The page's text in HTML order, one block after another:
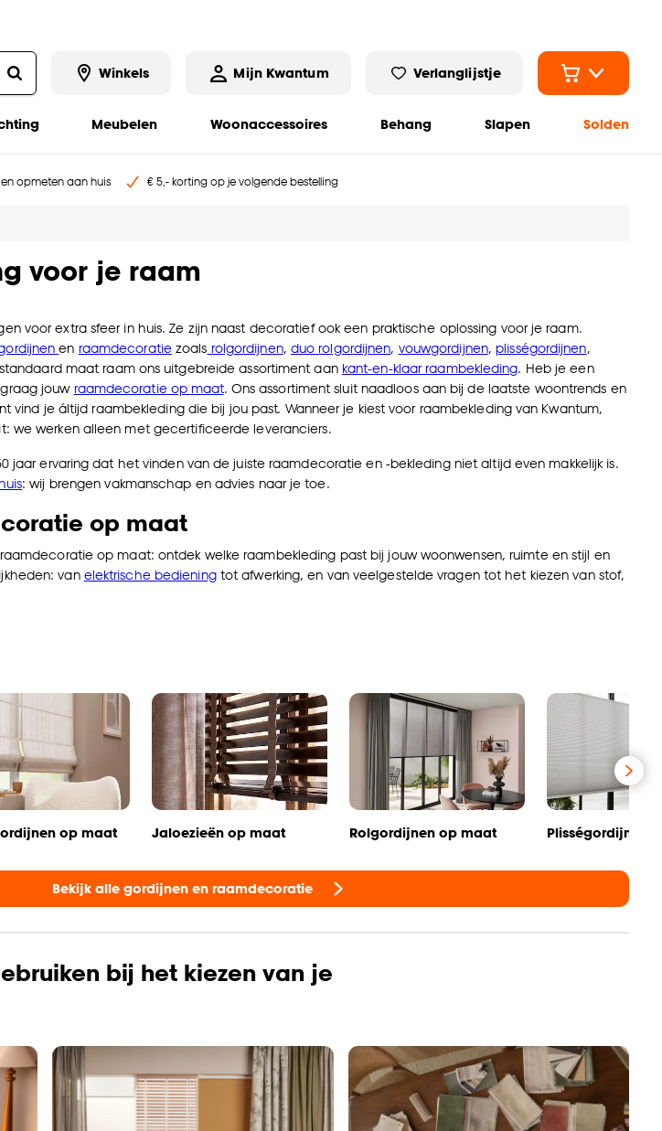
Winkels Mijn Kwantum Verlanglijstje
Meubelen Woonaccessoires Behang Slapen Solden
opmeten aan huis € 5,- korting op je volgende bestelling
voor je raam
voor extra sfeer in huis. Ze zijn naast decoratief ook een praktische oplossing voor je raam.
en raamdecoratiezoals rolgordijnen, duo rolgordijnen, vouwgordijnen,plisségordijnen,
maat raam ons uitgebreide assortiment aan kant-en-klaar raambekleding. Heb je een
jouw raamdecoratie op maat. Ons assortiment sluit naadloos aan bij de laatste woontrends en
vind je áltijd raambekleding die bij jou past. Wanneer je kiest voor raambekleding van Kwantum,
we werken alleen met gecertificeerde leveranciers.
jaar ervaring dat het vinden van de juiste raamdecoratie en -bekleding niet altijd even makkelijk is.
: wij brengen vakmanschap en advies naar je toe.
op maat
op maat: ontdek welke raambekleding past bij jouw woonwensen, ruimte en stijl en
van elektrische bedieningtot afwerking, en van veelgestelde vragen tot het kiezen van stof,
op maat Jaloezieën op maat Rolgordijnen op maat Plisségordijnen
Bekijk alle gordijnen en raamdecoratie
bij het kiezen van je